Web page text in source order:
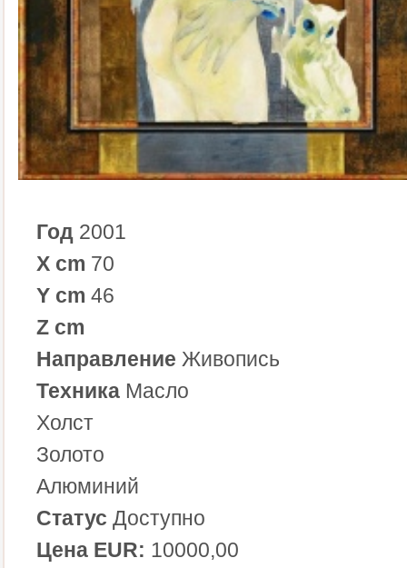
Год 2001
X cm 70
Y cm 46
Z cm
Направление Живопись
Техника Масло
Холст
Золото
Алюминий
Статус Доступно
Цена EUR: 10000,00